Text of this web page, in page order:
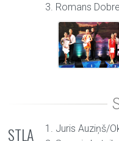
3. Romans
STLA
1. Juris Auziņš/